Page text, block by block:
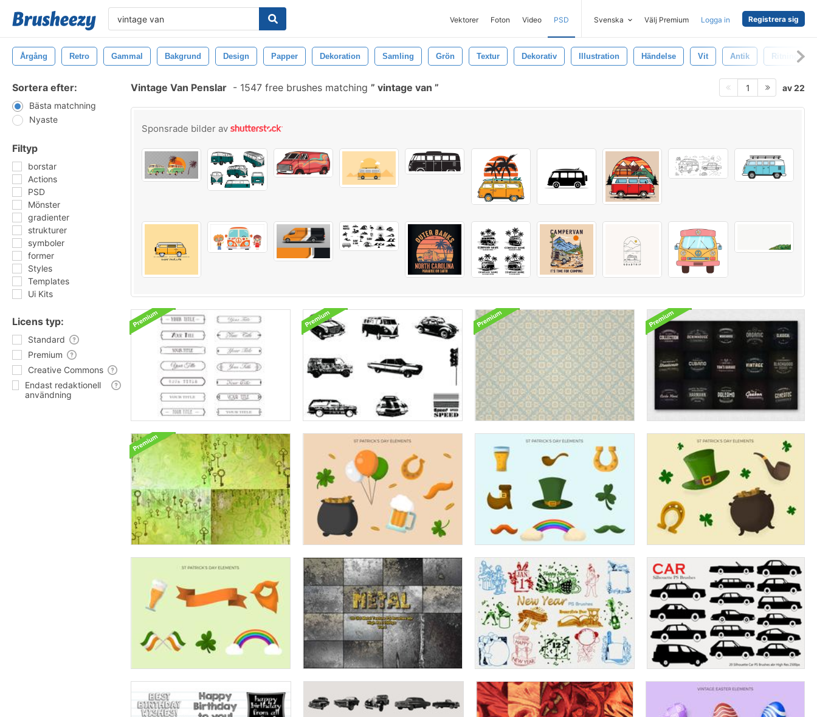
Vektorer Foton Video PSD Svenska Välj Premium Logga in Registrera sig
Årgång Retro Gammal Bakgrund Design Papper Dekoration Samling Grön Textur Dekorativ Illustration Händelse Vit Antik Ritning
Sortera efter:
Bästa matchning
Nyaste
Filtyp
borstar
Actions
PSD
Mönster
gradienter
strukturer
symboler
former
Styles
Templates
Ui Kits
Licens typ:
Standard
Premium
Creative Commons
Endast redaktionell
användning
Vintage Van Penslar - 1547 free brushes matching vintage van 1 av 22
Sponsrade bilder av